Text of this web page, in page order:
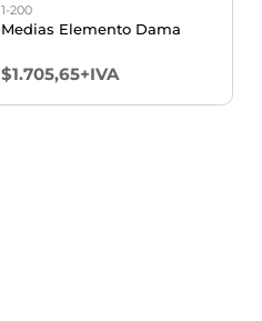
1-200
Medias Elemento Dama
$1.705,65+IVA